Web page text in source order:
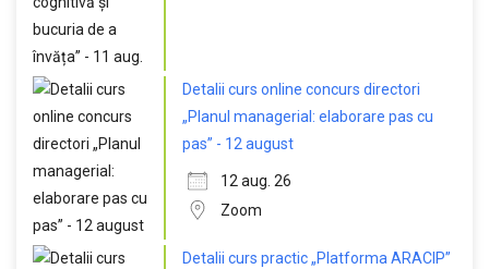
Detalii curs online concurs directori
„Planul managerial: elaborare pas cu
pas” - 12 august
12 aug. 26
Zoom
Detalii curs practic „Platforma ARACIP”